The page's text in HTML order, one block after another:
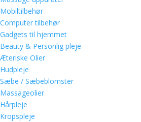
Mobiltilbehør
Computer tilbehør
Gadgets til hjemmet
Beauty & Personlig pleje
Æteriske Olier
Hudpleje
Sæbe / Sæbeblomster
Massageolier
Hårpleje
Kropspleje